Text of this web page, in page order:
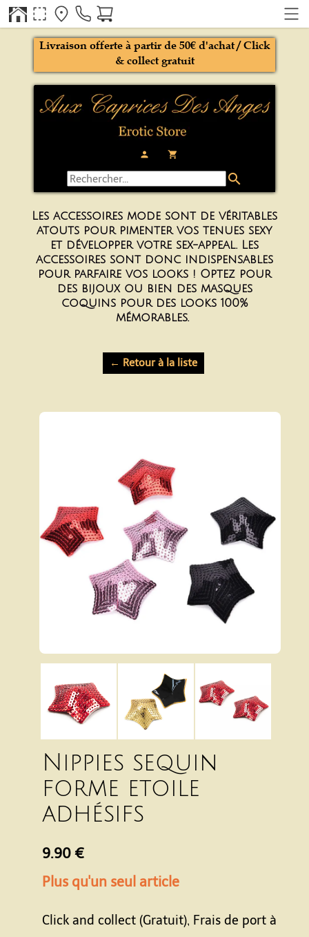
person local_grocery_store
Livraison offerte à partir de 50€ d'achat / Click
& collect gratuit
search
Les accessoires mode sont de véritables
atouts pour pimenter vos tenues sexy
et développer votre sex-appeal. Les
accessoires sont donc indispensables
pour parfaire vos looks ! Optez pour
des bijoux ou bien des masques
coquins pour des looks 100%
mémorables.
← Retour à la liste
Nippies sequin
forme etoile
adhésifs
9.90 €
Plus qu'un seul article
Click and collect (Gratuit), Frais de port à